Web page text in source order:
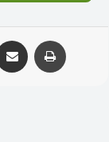
Compartilhar via e-mail